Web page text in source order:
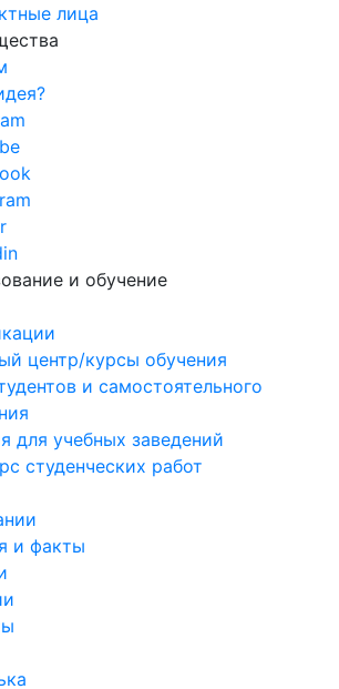
лица
и обучение
центр/курсы обучения
и самостоятельного
для учебных заведений
студенческих работ
и факты